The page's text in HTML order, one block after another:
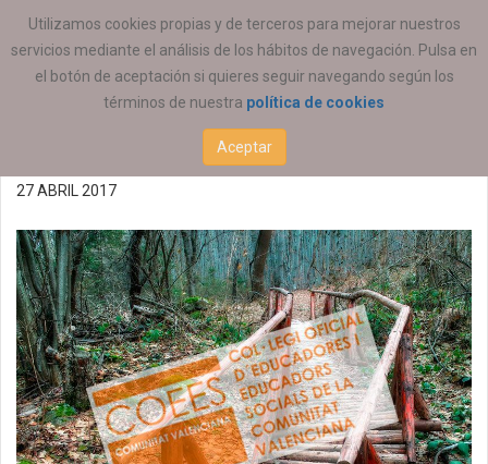
Utilizamos cookies propias y de terceros para mejorar nuestros
servicios mediante el análisis de los hábitos de navegación. Pulsa en
el botón de aceptación si quieres seguir navegando según los
términos de nuestra política de cookies
Aceptar
ESTÁ AQUÍ: ACTUALIDAD COEESCV
Reunión de la SP de
Mediación 18/05/2017
27 ABRIL 2017